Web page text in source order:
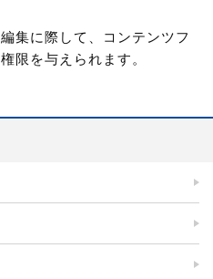
集に際して、コンテンツフ
限を与えられます。